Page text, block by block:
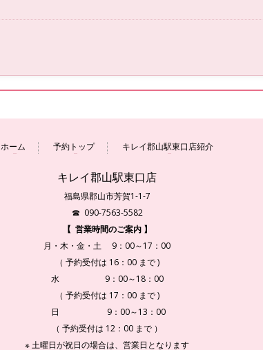
ホーム 予約トップ キレイ郡山駅東口店紹介
キレイ郡山駅東口店
福島県郡山市芳賀1-1-7
☎ 090-7563-5582
【 営業時間のご案内 】
月・木・金・土 9：00～17：00
（ 予約受付は 16：00 まで )
水 9：00～18：00
（ 予約受付は 17：00 まで )
日 9：00～13：00
（ 予約受付は 12：00 まで ）
※ 土曜日が祝日の場合は、営業日となります